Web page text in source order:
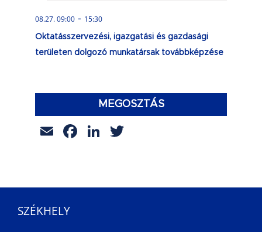
08.27. 09:00 - 15:30
Oktatásszervezési, igazgatási és gazdasági
területen dolgozó munkatársak továbbképzése
MEGOSZTÁS
EmailFacebook
LinkedIn
SZÉKHELY